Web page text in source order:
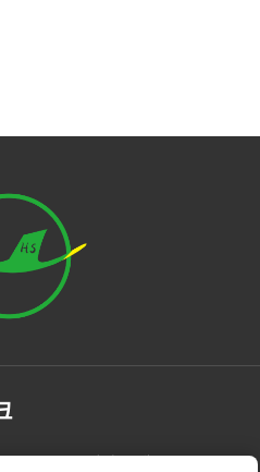
회사 소개